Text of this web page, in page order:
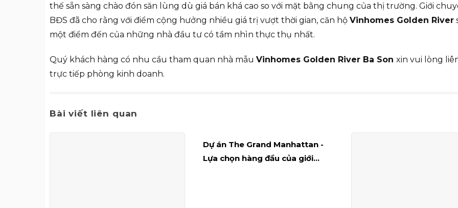
thế sẵn sàng chào đón săn lùng dù giá bán khá cao so với mặt bằng chung của thị trường. Giới
BĐS đã cho rằng với điểm cộng hưởng nhiều giá trị vượt thời gian, căn hộ Vinhomes Golden River
một điểm đến của những nhà đầu tư có tầm nhìn thực thụ nhất.
Quý khách hàng có nhu cầu tham quan nhà mẫu Vinhomes Golden River Ba Son xin vui lòng
trực tiếp phòng kinh doanh.
Bài viết liên quan
Dự án The Grand Manhattan -
Lựa chọn hàng đầu của giới